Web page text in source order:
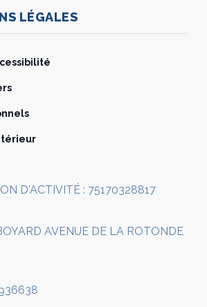
LÉGALES
D'ACTIVITÉ : 75170328817
AVENUE DE LA ROTONDE